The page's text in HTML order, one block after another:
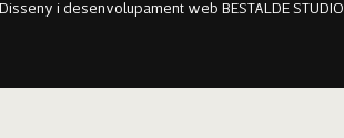
Disseny i desenvolupament web BESTALDE STUDIO